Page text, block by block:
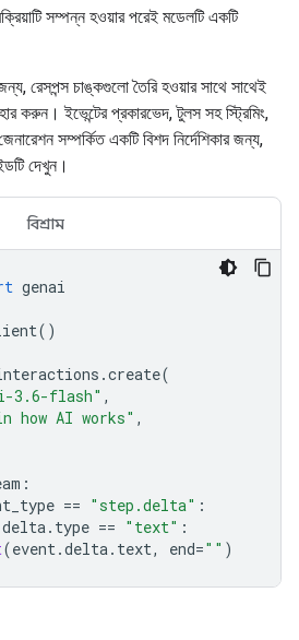
সম্পন্ন হওয়ার পরেই মডেলটি একটি
রেসপন্স চাঙ্কগুলো তৈরি হওয়ার সাথে সাথেই
করুন। ইভেন্টের প্রকারভেদ, টুলস সহ স্ট্রিমিং,
সম্পর্কিত একটি বিশদ নির্দেশিকার জন্য,
দেখুন।
বিশ্রাম
genai
()
.create(
3.6-flash" ,
how AI works" ,
:
== "step.delta" :
delta. type == "text" :
(event.delta. text, end="" )